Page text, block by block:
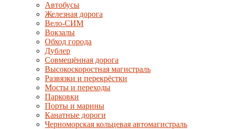
Автобусы
Железная дорога
Вело-СИМ
Вокзалы
Обход города
Дублер
Совмещённая дорога
Высокоскоростная магистраль
Развязки и перекрёстки
Мосты и переходы
Парковки
Порты и марины
Канатные дороги
Черноморская кольцевая автомагистраль